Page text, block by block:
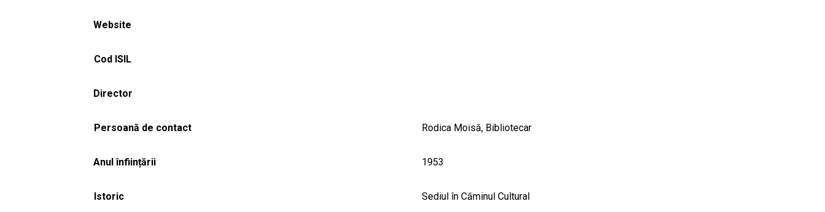
Website
Cod ISIL
Director
Persoană de contact Rodica Moisă, Bibliotecar
Anul înființării 1953
Istoric Sediul în Căminul Cultural